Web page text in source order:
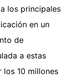
los principales
en un
de
a estas
los 10 millones